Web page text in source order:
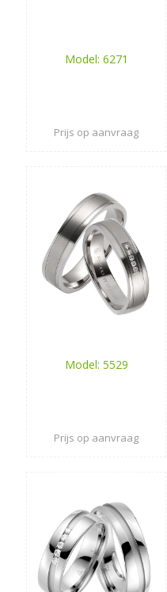
Model: 6271
Prijs op aanvraag
Model: 5529
Prijs op aanvraag